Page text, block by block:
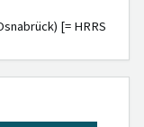
[= HRRS